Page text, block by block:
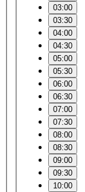
03:00
03:30
04:00
04:30
05:00
05:30
06:00
06:30
07:00
07:30
08:00
08:30
09:00
09:30
10:00